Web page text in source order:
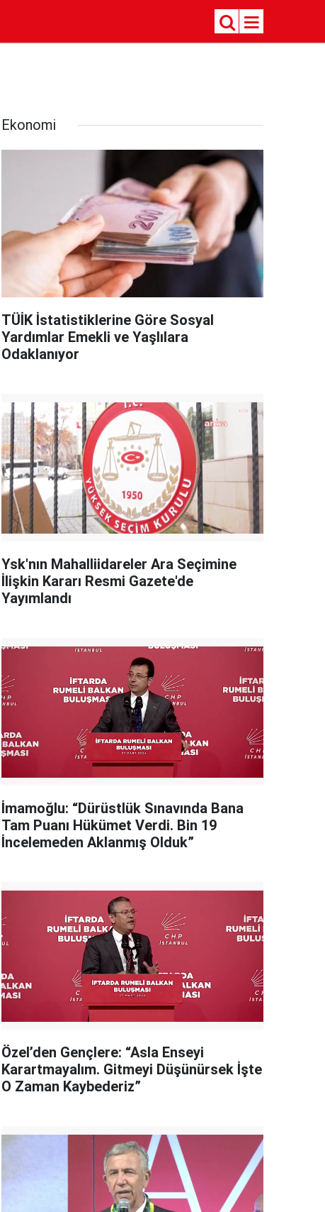
Ekonomi
TÜİK İstatistiklerine Göre Sosyal
Yardımlar Emekli ve Yaşlılara
Odaklanıyor
Ysk'nın Mahalliidareler Ara Seçimine
İlişkin Kararı Resmi Gazete'de
Yayımlandı
İmamoğlu: “Dürüstlük Sınavında Bana
Tam Puanı Hükümet Verdi. Bin 19
İncelemeden Aklanmış Olduk”
Özel’den Gençlere: “Asla Enseyi
Karartmayalım. Gitmeyi Düşünürsek İşte
O Zaman Kaybederiz”